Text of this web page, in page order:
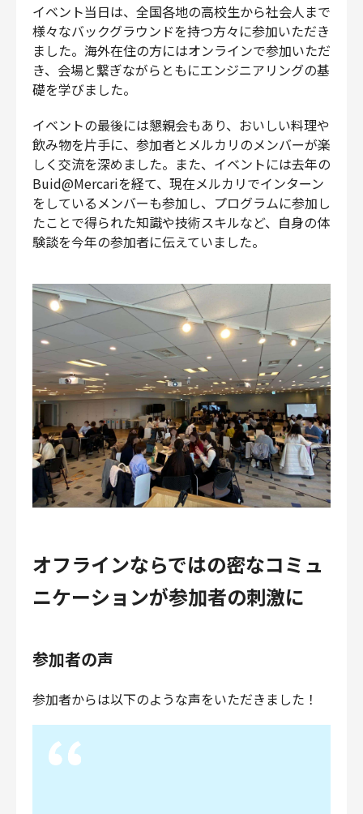
イベント当日は、全国各地の高校生から社会人まで
様々なバックグラウンドを持つ方々に参加いただき
ました。海外在住の方にはオンラインで参加いただ
き、会場と繋ぎながらともにエンジニアリングの基
礎を学びました。
イベントの最後には懇親会もあり、おいしい料理や
飲み物を片手に、参加者とメルカリのメンバーが楽
しく交流を深めました。また、イベントには去年の
Buid@Mercariを経て、現在メルカリでインターン
をしているメンバーも参加し、プログラムに参加し
たことで得られた知識や技術スキルなど、自身の体
験談を今年の参加者に伝えていました。
オフラインならではの密なコミュ
ニケーションが参加者の刺激に
参加者の声
参加者からは以下のような声をいただきました！